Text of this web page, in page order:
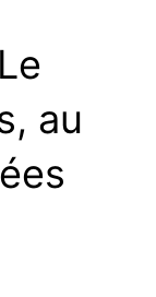
au